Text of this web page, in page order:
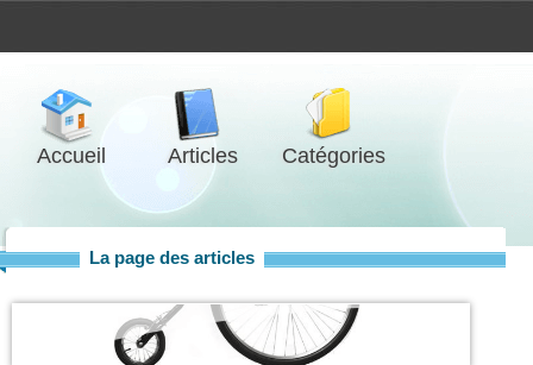
Accueil Articles Catégories
La page des articles